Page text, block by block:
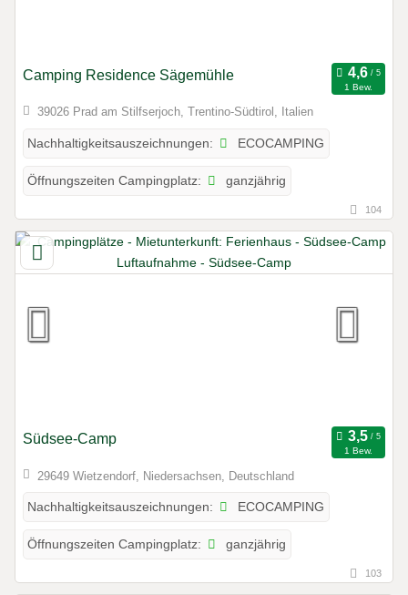
Camping Residence Sägemühle
1 Bew.
39026 Prad am Stilfserjoch, Trentino-Südtirol, Italien
Nachhaltigkeitsauszeichnungen: ECOCAMPING
Öffnungszeiten Campingplatz: ganzjährig
104
Südsee-Camp
1 Bew.
29649 Wietzendorf, Niedersachsen, Deutschland
Nachhaltigkeitsauszeichnungen: ECOCAMPING
Öffnungszeiten Campingplatz: ganzjährig
103